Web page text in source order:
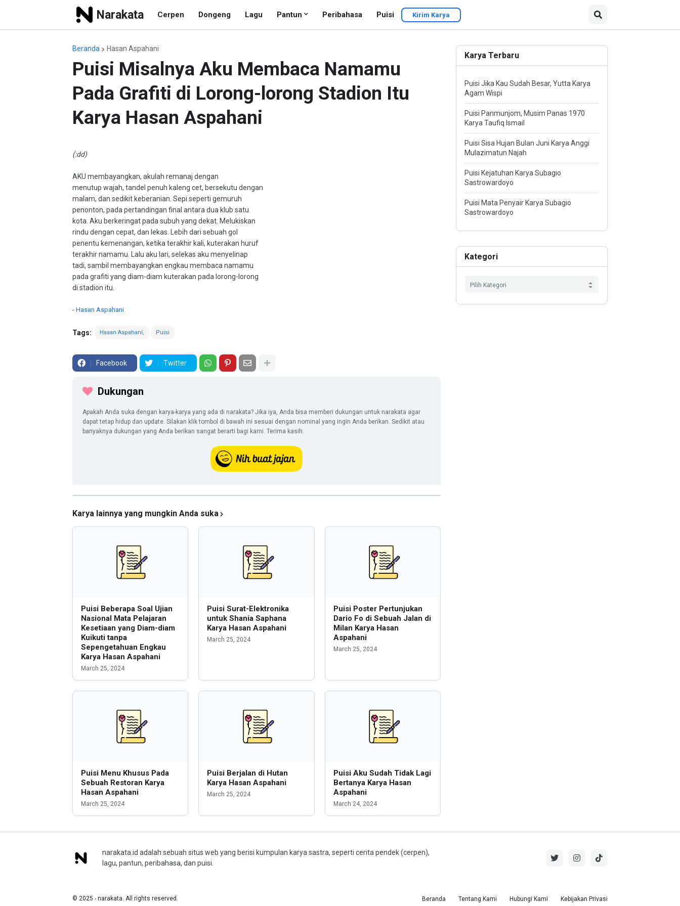
Narakata Cerpen Dongeng Lagu Pantun Peribahasa Puisi Kirim Karya
Beranda Hasan Aspahani
Puisi Misalnya Aku Membaca Namamu
Pada Grafiti di Lorong-lorong Stadion Itu
Karya Hasan Aspahani
(:dd)
AKU membayangkan, akulah remanaj dengan
menutup wajah, tandel penuh kaleng cet, bersekutu dengan
malam, dan sedikit keberanian. Sepi seperti gemuruh
penonton, pada pertandingan final antara dua klub satu
kota. Aku berkeringat pada subuh yang dekat. Melukiskan
rindu dengan cepat, dan lekas. Lebih dari sebuah gol
penentu kemenangan, ketika terakhir kali, kuterakan huruf
terakhir namamu. Lalu aku lari, selekas aku menyelinap
tadi, sambil membayangkan engkau membaca namamu
pada grafiti yang diam-diam kuterakan pada lorong-lorong
di stadion itu.
- Hasan Aspahani
Tags: Hasan Aspahani Puisi
Facebook Twitter
Dukungan
Apakah Anda suka dengan karya-karya yang ada di narakata? Jika iya, Anda bisa memberi dukungan untuk narakata agar
dapat tetap hidup dan update. Silakan klik tombol di bawah ini sesuai dengan nominal yang ingin Anda berikan. Sedikit atau
banyaknya dukungan yang Anda berikan sangat berarti bagi kami. Terima kasih.
Karya lainnya yang mungkin Anda suka
Puisi Beberapa Soal Ujian
Nasional Mata Pelajaran
Kesetiaan yang Diam-diam
Kuikuti tanpa
Sepengetahuan Engkau
Karya Hasan Aspahani
March 25, 2024
Puisi Surat-Elektronika
untuk Shania Saphana
Karya Hasan Aspahani
March 25, 2024
Puisi Poster Pertunjukan
Dario Fo di Sebuah Jalan di
Milan Karya Hasan
Aspahani
March 25, 2024
Puisi Menu Khusus Pada
Sebuah Restoran Karya
Hasan Aspahani
March 25, 2024
Puisi Berjalan di Hutan
Karya Hasan Aspahani
March 25, 2024
Puisi Aku Sudah Tidak Lagi
Bertanya Karya Hasan
Aspahani
March 24, 2024
Karya Terbaru
Puisi Jika Kau Sudah Besar, Yutta Karya
Agam Wispi
Puisi Panmunjom, Musim Panas 1970
Karya Taufiq Ismail
Puisi Sisa Hujan Bulan Juni Karya Anggi
Mulazimatun Najah
Puisi Kejatuhan Karya Subagio
Sastrowardoyo
Puisi Mata Penyair Karya Subagio
Sastrowardoyo
Kategori
narakata.id adalah sebuah situs web yang berisi kumpulan karya sastra, seperti cerita pendek (cerpen),
lagu, pantun, peribahasa, dan puisi.
© 2025 ‧ narakata. All rights reserved. Beranda Tentang Kami Hubungi Kami Kebijakan Privasi